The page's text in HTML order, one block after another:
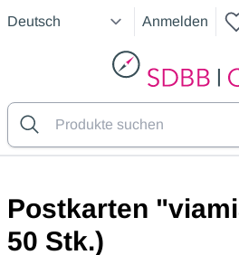
Anmelden
SDBB
Postkarten
50 Stk.)